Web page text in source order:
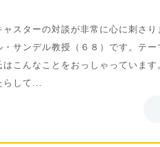
スターの対談が非常に心に刺さ
サンデル教授（６８）です。テー
こんなことをおっしゃっています
して...